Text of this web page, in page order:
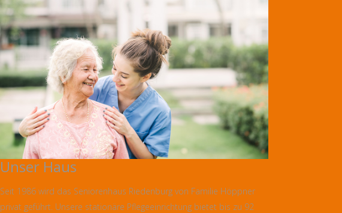
Unser Haus
Seit 1986 wird das Seniorenhaus Riedenburg von Familie Höppner
privat geführt. Unsere stationäre Pflegeeinrichtung bietet bis zu 92